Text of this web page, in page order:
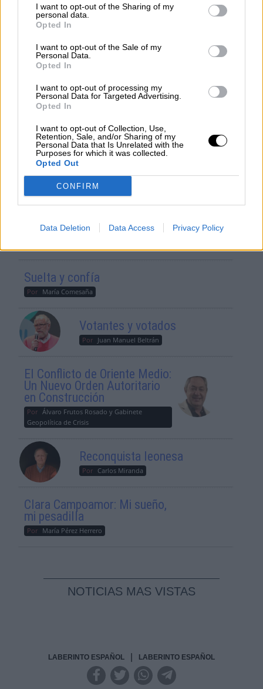
I want to opt-out of the Sharing of my
personal data.
Opted In
I want to opt-out of the Sale of my
Personal Data.
Opted In
I want to opt-out of processing my
Personal Data for Targeted Advertising.
Opted In
I want to opt-out of Collection, Use,
Retention, Sale, and/or Sharing of my
Personal Data that Is Unrelated with the
Purposes for which it was collected.
Opted Out
CONFIRM
Data Deletion Data Access Privacy Policy
España apuesta por el turismo
sostenible ante las Naciones Unidas
OPINIONES DIVERSAS
¿La ciudadanía de Occidente
es consciente del riesgo de
Por
Álvaro Frutos Rosado y Gabinete
Suelta y confía
Por María Comesaña
Votantes y votados
Por Juan Manuel Beltrán
El Conflicto de Oriente Medio:
Un Nuevo Orden Autoritario
en Construcción
Por Álvaro Frutos Rosado y Gabinete
Geopolítica de Crisis
Reconquista leonesa
Por Carlos Miranda
Clara Campoamor: Mi sueño,
mi pesadilla
Por María Pérez Herrero
NOTICIAS MAS VISTAS
LABERINTO ESPAÑOL LABERINTO ESPAÑOL